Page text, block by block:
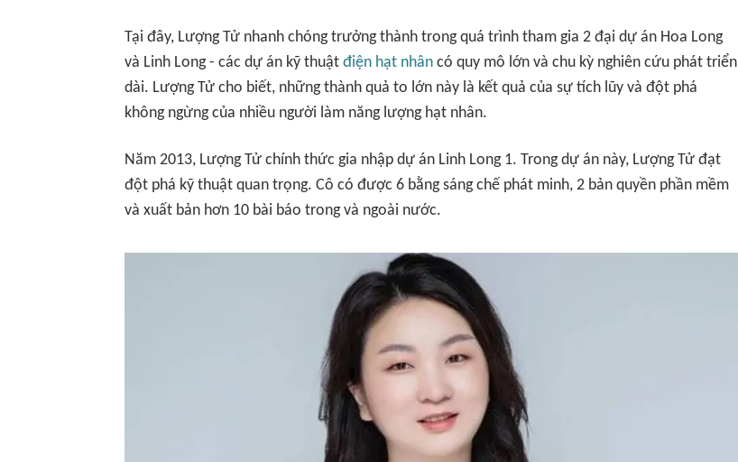
Tại đây, Lượng Tử nhanh chóng trưởng thành trong quá trình tham gia 2 đại dự án Hoa Long
và Linh Long - các dự án kỹ thuật điện hạt nhân có quy mô lớn và chu kỳ nghiên cứu phát triển
dài. Lượng Tử cho biết, những thành quả to lớn này là kết quả của sự tích lũy và đột phá
không ngừng của nhiều người làm năng lượng hạt nhân.
Năm 2013, Lượng Tử chính thức gia nhập dự án Linh Long 1. Trong dự án này, Lượng Tử đạt
đột phá kỹ thuật quan trọng. Cô có được 6 bằng sáng chế phát minh, 2 bản quyền phần mềm
và xuất bản hơn 10 bài báo trong và ngoài nước.